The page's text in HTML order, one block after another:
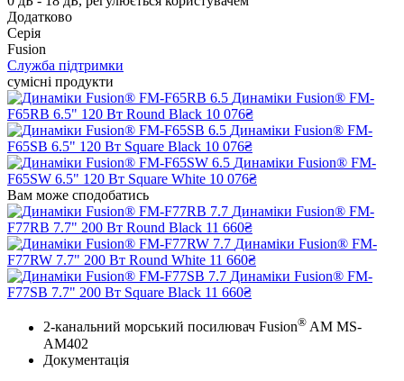
Додатково
Серія
Fusion
Служба підтримки
сумісні продукти
Динаміки Fusion® FM-
F65RB 6.5" 120 Вт Round Black 10 076₴
Динаміки Fusion® FM-
F65SB 6.5" 120 Вт Square Black 10 076₴
Динаміки Fusion® FM-
F65SW 6.5" 120 Вт Square White 10 076₴
Вам може сподобатись
Динаміки Fusion® FM-
F77RB 7.7" 200 Вт Round Black 11 660₴
Динаміки Fusion® FM-
F77RW 7.7" 200 Вт Round White 11 660₴
Динаміки Fusion® FM-
F77SB 7.7" 200 Вт Square Black 11 660₴
2-канальний морський посилювач Fusion® AM MS-
AM402
Документація